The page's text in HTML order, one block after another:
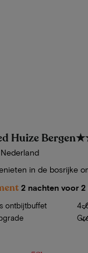
Huize Bergen
in de bosrijke
2 nachten voor
ontbijtbuffet
4-